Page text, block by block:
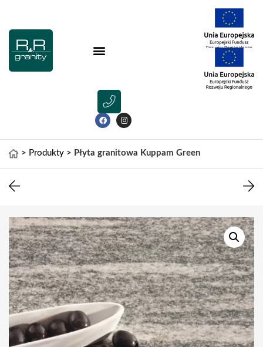
> Produkty > Płyta granitowa Kuppam Green